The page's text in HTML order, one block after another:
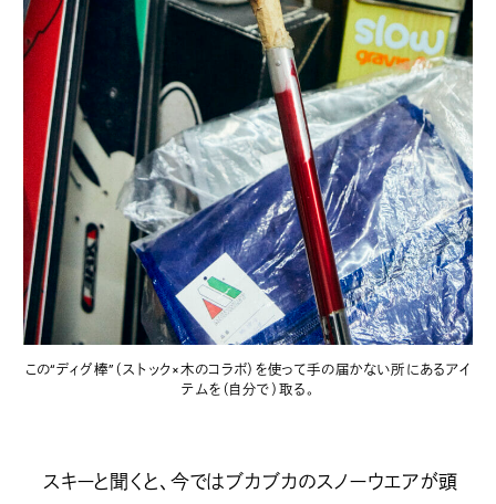
この“ディグ棒”（ストック×木のコラボ）を使って手の届かない所にあるアイ
テムを（自分で）取る。
スキーと聞くと、今ではブカブカのスノーウエアが頭